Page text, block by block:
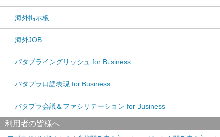
海外掲示板
海外JOB
パタプライングリッシュ for Business
パタプラ口語表現 for Business
パタプラ会議＆ファシリテーション for Business
利用者の皆様へ